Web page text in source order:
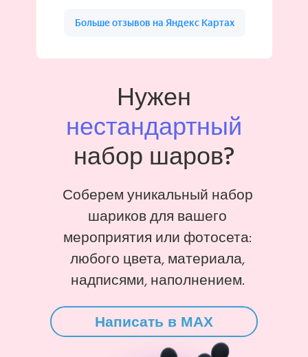
Нужен
нестандартный
набор шаров?
Соберем уникальный набор
шариков для вашего
мероприятия или фотосета:
любого цвета, материала,
надписями, наполнением.
Написать в MAX